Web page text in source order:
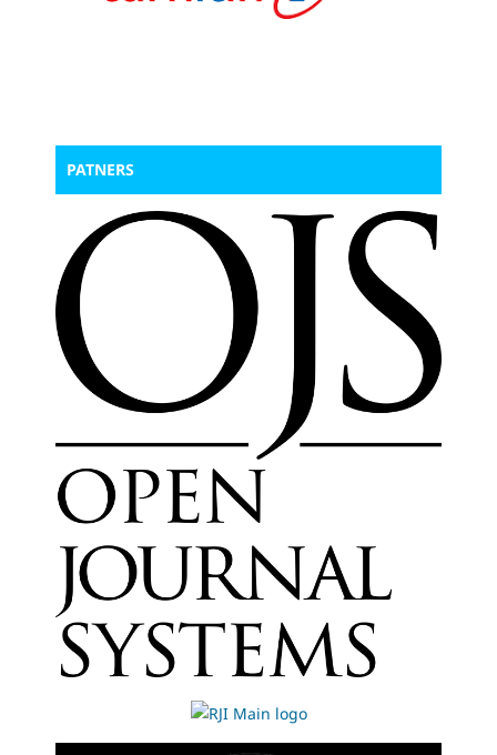
PATNERS